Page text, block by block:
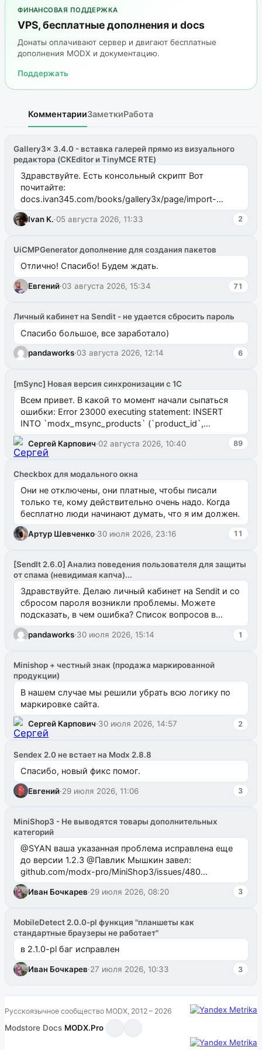
ФИНАНСОВАЯ ПОДДЕРЖКА
VPS, бесплатные дополнения и docs
Донаты оплачивают сервер и двигают бесплатные
дополнения MODX и документацию.
Поддержать
КомментарииЗаметкиРабота
Gallery3x 3.4.0 - вставка галерей прямо из визуального
редактора (CKEditor и TinyMCE RTE)
Здравствуйте. Есть консольный скрипт Вот
почитайте:
docs.ivan345.com/books/gallery3x/page/import-
ms2galleryphp
Ivan K.·05 августа 2026, 11:33 2
UiCMPGenerator дополнение для создания пакетов
Отлично! Спасибо! Будем ждать.
Евгений·03 августа 2026, 15:34 71
Личный кабинет на Sendit - не удается сбросить пароль
Спасибо большое, все заработало)
pandaworks·03 августа 2026, 12:14 6
[mSync] Новая версия синхронизации с 1С
Всем привет. В какой то момент начали сыпаться
ошибки: Error 23000 executing statement: INSERT
INTO `modx_msync_products` (`product_id`,
`uuid_1c`) VALUES ...
Сергей Карпович·02 августа 2026, 10:40 89
Checkbox для модального окна
Они не отключены, они платные, чтобы писали
только те, кому действительно очень надо. Когда
бесплатно люди начинают думать, что я им должен.
Артур Шевченко·30 июля 2026, 23:16 11
[SendIt 2.6.0] Анализ поведения пользователя для защиты
от спама (невидимая капча)...
Здравствуйте. Делаю личный кабинет на Sendit и со
сбросом пароля возникли проблемы. Можете
подсказать, в чем ошибка? Список вопросов в
одноименном разделе на modx.pro пока пуст, и,...
pandaworks·30 июля 2026, 15:14 1
Minishop + честный знак (продажа маркированной
продукции)
В нашем случае мы решили убрать всю логику по
маркировке сайта.
Сергей Карпович·30 июля 2026, 14:57 2
Sendex 2.0 не встает на Modx 2.8.8
Спасибо, новый фикс помог.
Евгений·29 июля 2026, 11:06 3
MiniShop3 - Не выводятся товары дополнительных
категорий
@SYAN ваша указанная проблема исправлена еще
до версии 1.2.3 @Павлик Мышкин завел:
github.com/modx-pro/MiniShop3/issues/480
github.com/modx-pro/MiniShop3/issues/481Исправим
в б...
Иван Бочкарев·29 июля 2026, 08:20 3
MobileDetect 2.0.0-pl функция "планшеты как
стандартные браузеры не работает"
в 2.1.0-pl баг исправлен
Иван Бочкарев·27 июля 2026, 10:33 3
Русскоязычное сообщество MODX, 2012 – 2026
Modstore·Docs·MODX.Pro·